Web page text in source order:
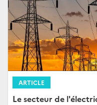
ARTICLE
Le secteur de